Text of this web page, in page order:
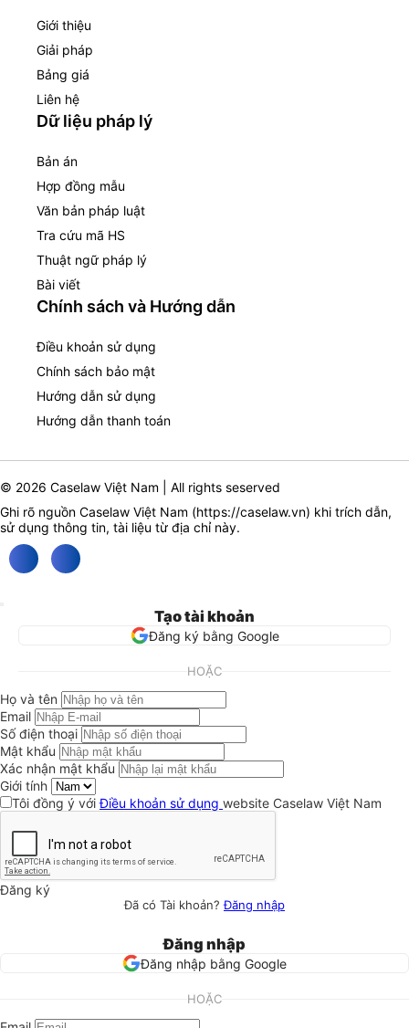
Giới thiệu
Giải pháp
Bảng giá
Liên hệ
Dữ liệu pháp lý
Bản án
Hợp đồng mẫu
Văn bản pháp luật
Tra cứu mã HS
Thuật ngữ pháp lý
Bài viết
Chính sách và Hướng dẫn
Điều khoản sử dụng
Chính sách bảo mật
Hướng dẫn sử dụng
Hướng dẫn thanh toán
© 2026 Caselaw Việt Nam | All rights seserved
Ghi rõ nguồn Caselaw Việt Nam (https://caselaw.vn) khi trích dẫn,
sử dụng thông tin, tài liệu từ địa chỉ này.
Tạo tài khoản
Đăng ký bằng Google
HOẶC
Họ và tên
Email
Số điện thoại
Mật khẩu
Xác nhận mật khẩu
Giới tính
Tôi đồng ý vớiĐiều khoản sử dụng website Caselaw Việt Nam
Đăng ký
Đã có Tài khoản?Đăng nhập
Đăng nhập
Đăng nhập bằng Google
HOẶC